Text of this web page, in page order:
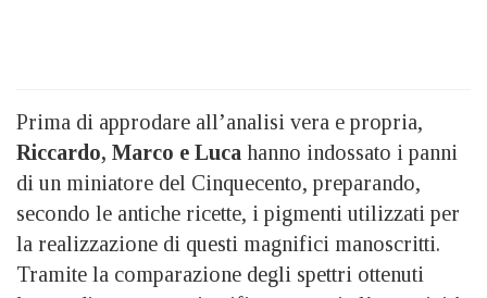
Prima di approdare all’analisi vera e propria,
Riccardo, Marco e Luca hanno indossato i panni
di un miniatore del Cinquecento, preparando,
secondo le antiche ricette, i pigmenti utilizzati per
la realizzazione di questi magnifici manoscritti.
Tramite la comparazione degli spettri ottenuti